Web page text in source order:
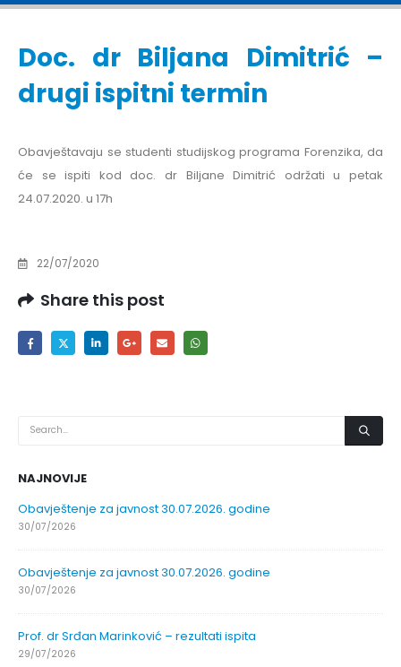
Doc. dr Biljana Dimitrić –
drugi ispitni termin
Obavještavaju se studenti studijskog programa Forenzika, da
će se ispiti kod doc. dr Biljane Dimitrić održati u petak
24.07.2020. u 17h
22/07/2020
Share this post
NAJNOVIJE
Obavještenje za javnost 30.07.2026. godine
30/07/2026
Obavještenje za javnost 30.07.2026. godine
30/07/2026
Prof. dr Srđan Marinković – rezultati ispita
29/07/2026